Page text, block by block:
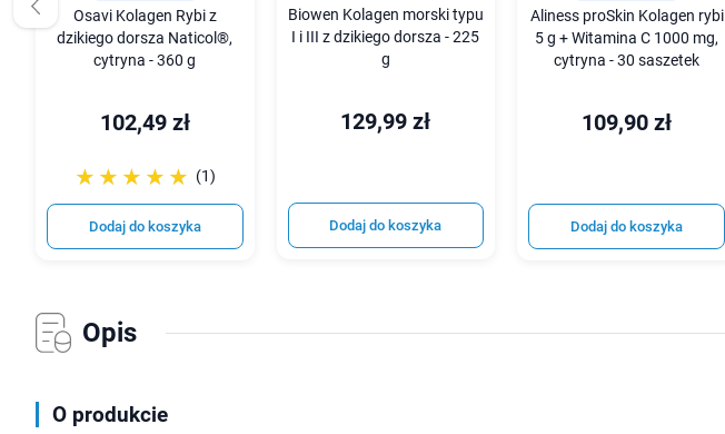
Osavi Kolagen Rybi z
dzikiego dorsza Naticol®,
cytryna - 360 g
102,49 zł
☆☆☆☆☆
★★★★★ (1)
Dodaj do koszyka
Biowen Kolagen morski typu
I i III z dzikiego dorsza - 225
g
129,99 zł
Dodaj do koszyka
Aliness proSkin Kolagen rybi
5 g + Witamina C 1000 mg,
cytryna - 30 saszetek
109,90 zł
Dodaj do koszyka
Opis
O produkcie